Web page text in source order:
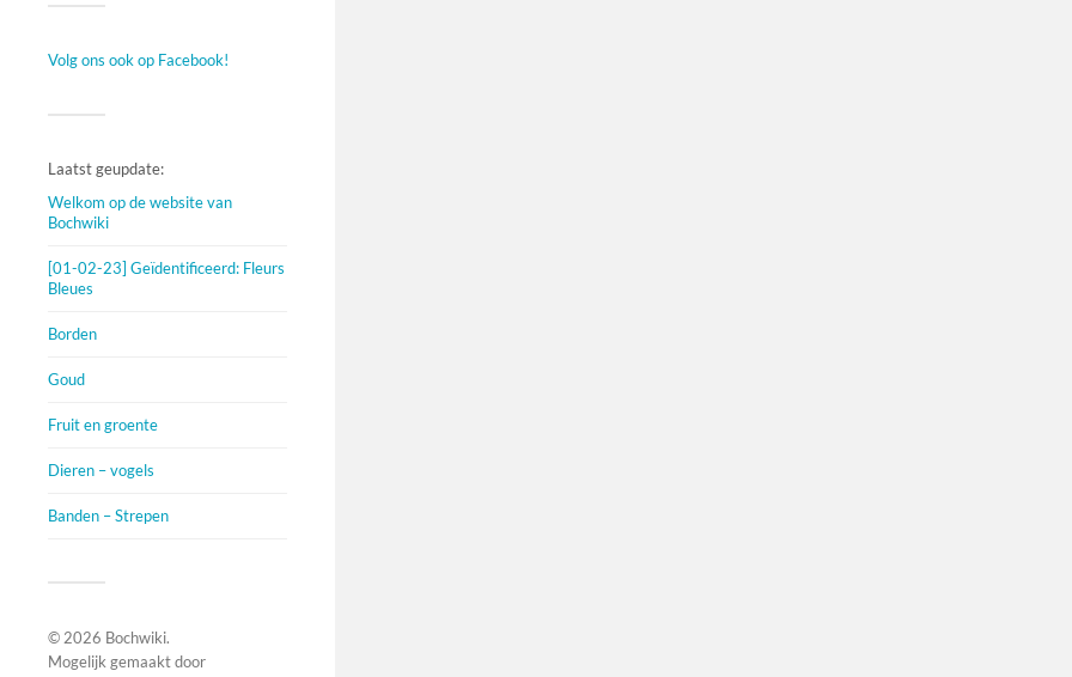
Volg ons ook op Facebook!
Laatst geupdate:
Welkom op de website van
Bochwiki
[01-02-23] Geïdentificeerd: Fleurs
Bleues
Borden
Goud
Fruit en groente
Dieren – vogels
Banden – Strepen
© 2026 Bochwiki.
Mogelijk gemaakt door